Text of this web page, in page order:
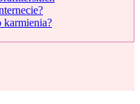
karmienia?